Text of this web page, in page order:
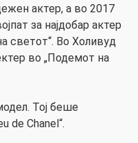
актер, а во 2017
за најдобар актер
светот“. Во Холивуд
во „Подемот на
Тој беше
de Chanel“.